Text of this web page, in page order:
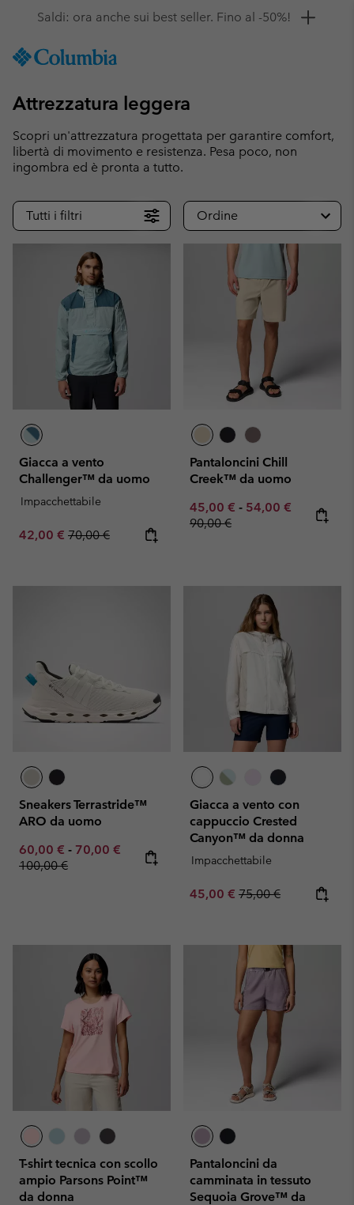
TO
SKIP
MAIN
NAV
SKIP
SEARCH
Ottieni il 10% di sconto
Attrezzatura leggera
Scopri un'attrezzatura progettata per garantire comfort,
libertà di movimento e resistenza. Pesa poco, non
ingombra ed è pronta a tutto.
Tutti i filtri Ordine
Giacca a vento
Challenger™ da uomo
Impacchettabile
Sale price:
42,00 € Regular price:
70,00 €
Pantaloncini Chill
Creek™ da uomo
Minimum sale price:
45,00 € - Maximum sale
54,00 € Regular
90,00 €
Sneakers Terrastride™
ARO da uomo
Minimum sale price:
60,00 € - Maximum sale price:
70,00 € Regular price:
100,00 €
Giacca a vento con
cappuccio Crested
Canyon™ da donna
Impacchettabile
Sale price:
45,00 € Regular price:
75,00 €
T-shirt tecnica con scollo
ampio Parsons Point™
da donna
Pantaloncini da
camminata in tessuto
Sequoia Grove™ da